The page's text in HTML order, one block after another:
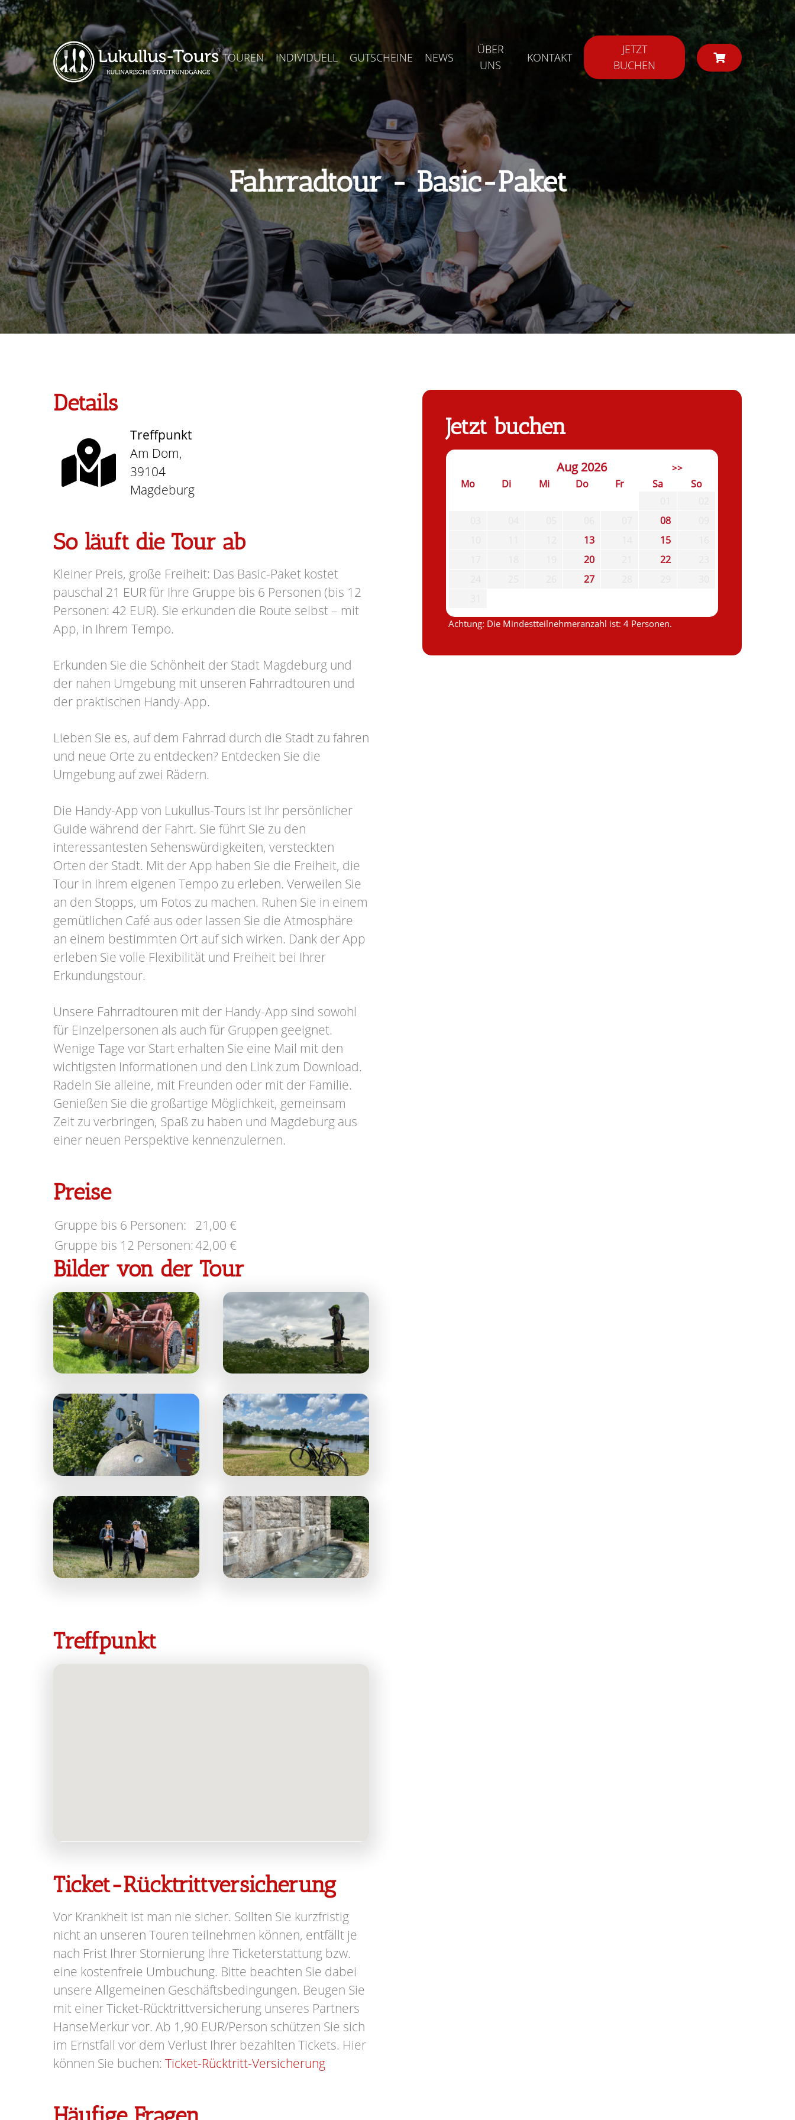
TOUREN INDIVIDUELL GUTSCHEINE NEWS
ÜBER
UNS
KONTAKT
JETZT
BUCHEN
Fahrradtour - Basic-Paket
Details
Treffpunkt
Am Dom,
39104
Magdeburg
So läuft die Tour ab
Kleiner Preis, große Freiheit: Das Basic-Paket kostet
pauschal 21 EUR für Ihre Gruppe bis 6 Personen (bis 12
Personen: 42 EUR). Sie erkunden die Route selbst – mit
App, in Ihrem Tempo.
Erkunden Sie die Schönheit der Stadt Magdeburg und
der nahen Umgebung mit unseren Fahrradtouren und
der praktischen Handy-App.
Lieben Sie es, auf dem Fahrrad durch die Stadt zu fahren
und neue Orte zu entdecken? Entdecken Sie die
Umgebung auf zwei Rädern.
Die Handy-App von Lukullus-Tours ist Ihr persönlicher
Guide während der Fahrt. Sie führt Sie zu den
interessantesten Sehenswürdigkeiten, versteckten
Orten der Stadt. Mit der App haben Sie die Freiheit, die
Tour in Ihrem eigenen Tempo zu erleben. Verweilen Sie
an den Stopps, um Fotos zu machen. Ruhen Sie in einem
gemütlichen Café aus oder lassen Sie die Atmosphäre
an einem bestimmten Ort auf sich wirken. Dank der App
erleben Sie volle Flexibilität und Freiheit bei Ihrer
Erkundungstour.
Unsere Fahrradtouren mit der Handy-App sind sowohl
für Einzelpersonen als auch für Gruppen geeignet.
Wenige Tage vor Start erhalten Sie eine Mail mit den
wichtigsten Informationen und den Link zum Download.
Radeln Sie alleine, mit Freunden oder mit der Familie.
Genießen Sie die großartige Möglichkeit, gemeinsam
Zeit zu verbringen, Spaß zu haben und Magdeburg aus
einer neuen Perspektive kennenzulernen.
Preise
Gruppe bis 6 Personen:
21,00 €
Gruppe bis 12 Personen:42,00 €
Bilder von der Tour
Treffpunkt
Ticket-Rücktrittversicherung
Vor Krankheit ist man nie sicher. Sollten Sie kurzfristig
nicht an unseren Touren teilnehmen können, entfällt je
nach Frist Ihrer Stornierung Ihre Ticketerstattung bzw.
eine kostenfreie Umbuchung. Bitte beachten Sie dabei
unsere Allgemeinen Geschäftsbedingungen. Beugen Sie
mit einer Ticket-Rücktrittversicherung unseres Partners
HanseMerkur vor. Ab 1,90 EUR/Person schützen Sie sich
im Ernstfall vor dem Verlust Ihrer bezahlten Tickets. Hier
können Sie buchen: Ticket-Rücktritt-Versicherung
Jetzt buchen
Aug 2026 >>
Mo Di Mi Do Fr Sa
So
08
13 15
20 22
27
Achtung: Die Mindestteilnehmeranzahl ist: 4 Personen.